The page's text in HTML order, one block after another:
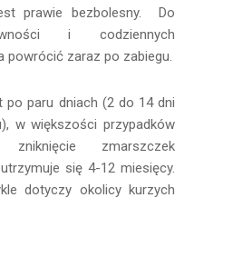
prawie bezbolesny. Do
i codziennych
powrócić zaraz po zabiegu.
po paru dniach (2 do 14 dni
w większości przypadków
zmarszczek
się 4-12 miesięcy.
dotyczy okolicy kurzych